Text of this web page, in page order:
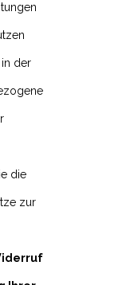
in der
die
zur